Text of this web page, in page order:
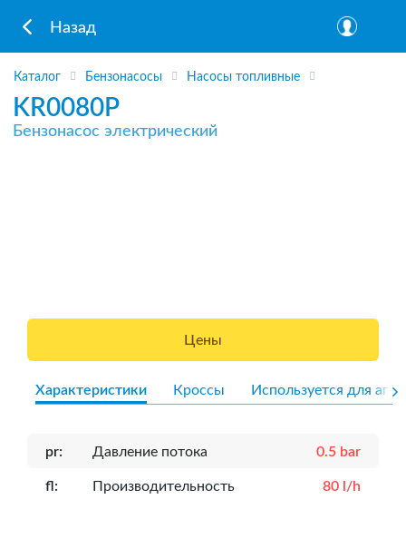
Назад
Каталог Бензонасосы Насосы топливные
KR0080P
Бензонасос электрический
Цены
Характеристики Кроссы Используется для
pr: Давление потока 0.5 bar
fl: Производительность 80 l/h